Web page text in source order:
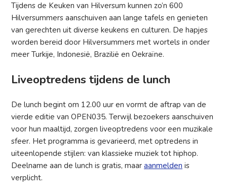
Tijdens de Keuken van Hilversum kunnen zo’n 600
Hilversummers aanschuiven aan lange tafels en genieten
van gerechten uit diverse keukens en culturen. De hapjes
worden bereid door Hilversummers met wortels in onder
meer Turkije, Indonesië, Brazilië en Oekraïne.
Liveoptredens tijdens de lunch
De lunch begint om 12.00 uur en vormt de aftrap van de
vierde editie van OPEN035. Terwijl bezoekers aanschuiven
voor hun maaltijd, zorgen liveoptredens voor een muzikale
sfeer. Het programma is gevarieerd, met optredens in
uiteenlopende stijlen: van klassieke muziek tot hiphop.
Deelname aan de lunch is gratis, maar aanmelden is
verplicht.